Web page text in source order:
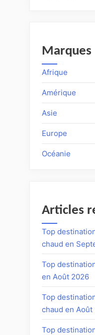
Marques
Afrique
Amérique
Asie
Europe
Océanie
Articles
Top
chaud en
Top
en Août 2026
Top
chaud en Août
Top